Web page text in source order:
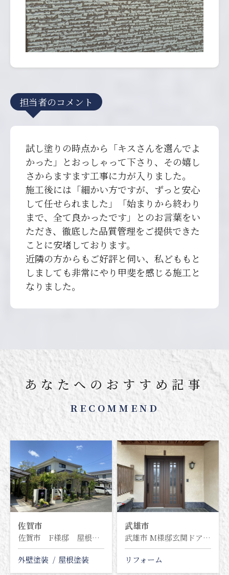
担当者のコメント
試し塗りの時点から「キスさんを選んでよ
かった」とおっしゃって下さり、その嬉し
さからますます工事に力が入りました。
施工後には「細かい方ですが、ずっと安心
して任せられました」「始まりから終わり
まで、全て良かったです」とのお言葉をい
ただき、徹底した品質管理をご提供できた
ことに安堵しております。
近隣の方からもご好評と伺い、私どももと
しましても非常にやり甲斐を感じる施工と
なりました。
あなたへのおすすめ記事
RECOMMEND
佐賀市
佐賀市 F様邸 屋根塗装・外壁塗装塗り替え工事
外壁塗装 屋根塗装
武雄市
武雄市 M様邸玄関ドア(YKK AP ドアリモ)交換リフォーム工事
リフォーム